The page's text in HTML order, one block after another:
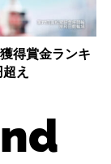
得賞金ランキ
え